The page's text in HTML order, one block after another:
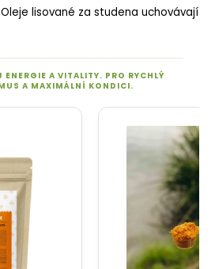
Oleje lisované za studena uchovávají